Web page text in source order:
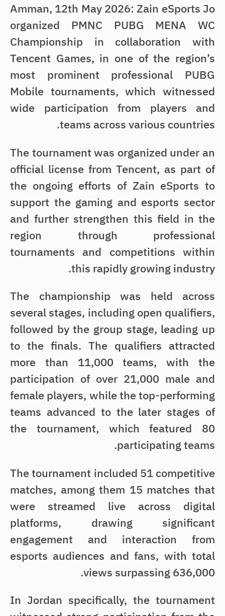
Amman, 12th May 2026: Zain eSports Jo
organized PMNC PUBG MENA WC
Championship in collaboration with
Tencent Games, in one of the region’s
most prominent professional PUBG
Mobile tournaments, which witnessed
wide participation from players and
teams across various countries.
The tournament was organized under an
official license from Tencent, as part of
the ongoing efforts of Zain eSports to
support the gaming and esports sector
and further strengthen this field in the
region through professional
tournaments and competitions within
this rapidly growing industry.
The championship was held across
several stages, including open qualifiers,
followed by the group stage, leading up
to the finals. The qualifiers attracted
more than 11,000 teams, with the
participation of over 21,000 male and
female players, while the top-performing
teams advanced to the later stages of
the tournament, which featured 80
participating teams.
The tournament included 51 competitive
matches, among them 15 matches that
were streamed live across digital
platforms, drawing significant
engagement and interaction from
esports audiences and fans, with total
views surpassing 636,000.
In Jordan specifically, the tournament